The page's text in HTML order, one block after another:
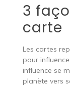
3
carte
Les cartes
pour
influence se
planète vers